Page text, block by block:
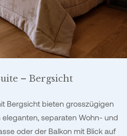
– Bergsicht
Bergsicht bieten grosszügigen
separaten Wohn- und
oder der Balkon mit Blick auf